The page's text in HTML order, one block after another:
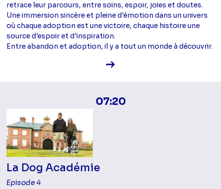
retrace leur parcours, entre soins, espoir, joies et doutes.
Une immersion sincère et pleine d'émotion dans un univers
où chaque adoption est une victoire, chaque histoire une
source d'espoir et d'inspiration.
Entre abandon et adoption, il y a tout un monde à découvrir.
Voir la fiche diffusion
07:20
La Dog Académie
Episode 4